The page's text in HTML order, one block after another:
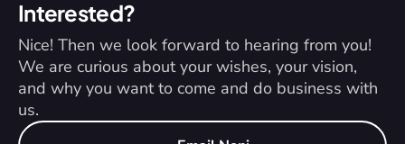
Interested?
Nice! Then we look forward to hearing from you!
We are curious about your wishes, your vision,
and why you want to come and do business with
us.